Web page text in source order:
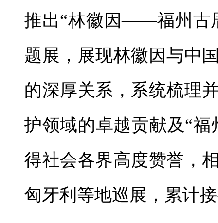
推出“林徽因——福州古
题展，展现林徽因与中
的深厚关系，系统梳理
护领域的卓越贡献及“
得社会各界高度赞誉，
匈牙利等地巡展，累计